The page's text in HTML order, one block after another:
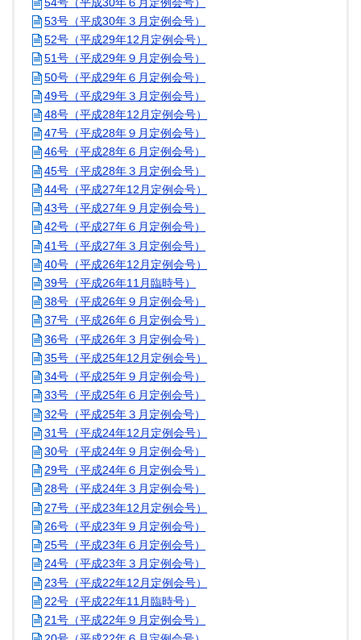
53号（平成30年３月定例会号）
52号（平成29年12月定例会号）
51号（平成29年９月定例会号）
50号（平成29年６月定例会号）
49号（平成29年３月定例会号）
48号（平成28年12月定例会号）
47号（平成28年９月定例会号）
46号（平成28年６月定例会号）
45号（平成28年３月定例会号）
44号（平成27年12月定例会号）
43号（平成27年９月定例会号）
42号（平成27年６月定例会号）
41号（平成27年３月定例会号）
40号（平成26年12月定例会号）
39号（平成26年11月臨時号）
38号（平成26年９月定例会号）
37号（平成26年６月定例会号）
36号（平成26年３月定例会号）
35号（平成25年12月定例会号）
34号（平成25年９月定例会号）
33号（平成25年６月定例会号）
32号（平成25年３月定例会号）
31号（平成24年12月定例会号）
30号（平成24年９月定例会号）
29号（平成24年６月定例会号）
28号（平成24年３月定例会号）
27号（平成23年12月定例会号）
26号（平成23年９月定例会号）
25号（平成23年６月定例会号）
24号（平成23年３月定例会号）
23号（平成22年12月定例会号）
22号（平成22年11月臨時号）
21号（平成22年９月定例会号）